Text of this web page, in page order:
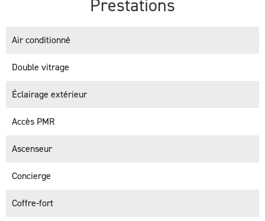
Prestations
Air conditionné
Double vitrage
Éclairage extérieur
Accès PMR
Ascenseur
Concierge
Coffre-fort